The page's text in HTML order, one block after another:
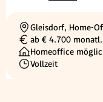
Ortschaft
Gleisdorf, Home-
Gehalt
ab € 4.700 monatl.
Homeoffice
Beschäftigungsart
Vollzeit